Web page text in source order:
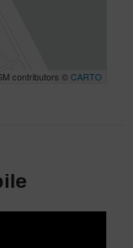
contributors ©CARTO